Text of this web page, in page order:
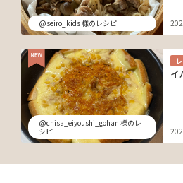
@seiro_kids 様のレシピ
@chisa_eiyoushi_gohan 様のレ
シピ
イ